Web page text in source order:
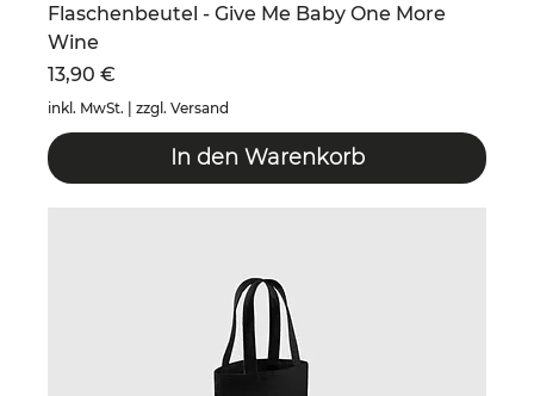
Flaschenbeutel - Give Me Baby One More
Wine
Preis
13,90 €
inkl. MwSt. zzgl. Versand
In den Warenkorb